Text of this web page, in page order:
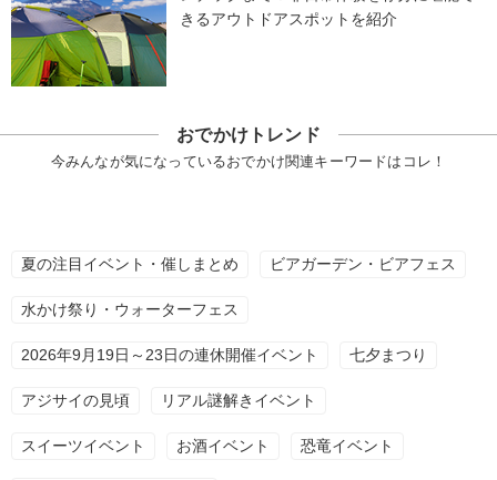
きるアウトドアスポットを紹介
おでかけトレンド
今みんなが気になっているおでかけ関連キーワードはコレ！
夏の注目イベント・催しまとめ ビアガーデン・ビアフェス
水かけ祭り・ウォーターフェス
2026年9月19日～23日の連休開催イベント 七夕まつり
アジサイの見頃 リアル謎解きイベント
スイーツイベント お酒イベント 恐竜イベント